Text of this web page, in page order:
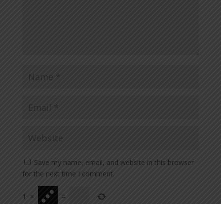
Save my name, email, and website in this browser
for the next time I comment.
1 × =